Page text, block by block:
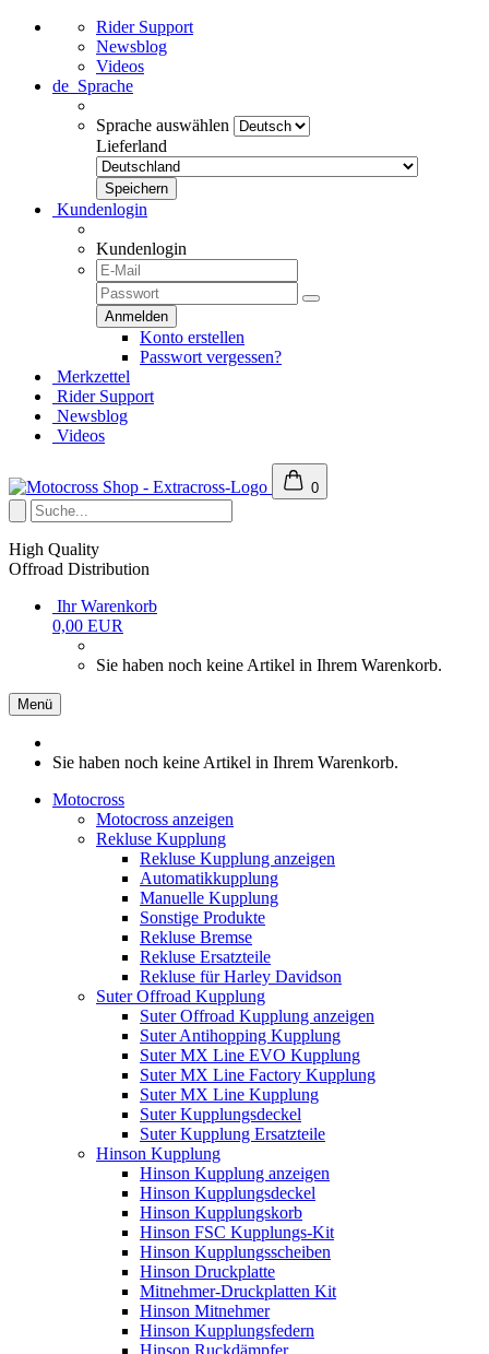
Rider Support
Newsblog
Videos
de Sprache
Sprache auswählen
Lieferland
Kundenlogin
Kundenlogin
Konto erstellen
Passwort vergessen?
Merkzettel
Rider Support
Newsblog
Videos
0
High Quality
Offroad Distribution
Ihr Warenkorb
0,00 EUR
Sie haben noch keine Artikel in Ihrem Warenkorb.
Menü
Sie haben noch keine Artikel in Ihrem Warenkorb.
Motocross
Motocross anzeigen
Rekluse Kupplung
Rekluse Kupplung anzeigen
Automatikkupplung
Manuelle Kupplung
Sonstige Produkte
Rekluse Bremse
Rekluse Ersatzteile
Rekluse für Harley Davidson
Suter Offroad Kupplung
Suter Offroad Kupplung anzeigen
Suter Antihopping Kupplung
Suter MX Line EVO Kupplung
Suter MX Line Factory Kupplung
Suter MX Line Kupplung
Suter Kupplungsdeckel
Suter Kupplung Ersatzteile
Hinson Kupplung
Hinson Kupplung anzeigen
Hinson Kupplungsdeckel
Hinson Kupplungskorb
Hinson FSC Kupplungs-Kit
Hinson Kupplungsscheiben
Hinson Druckplatte
Mitnehmer-Druckplatten Kit
Hinson Mitnehmer
Hinson Kupplungsfedern
Hinson Ruckdämpfer